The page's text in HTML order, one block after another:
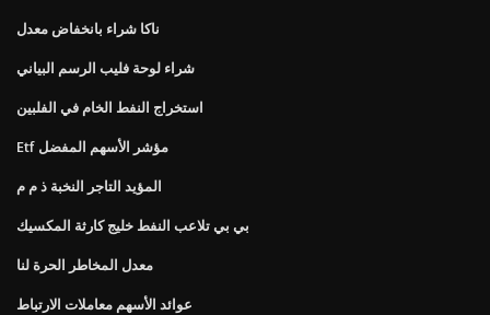
ناكا شراء بانخفاض معدل
شراء لوحة فليب الرسم البياني
استخراج النفط الخام في الفلبين
Etf مؤشر الأسهم المفضل
المؤيد التاجر النخبة ذ م م
بي بي تلاعب النفط خليج كارثة المكسيك
معدل المخاطر الحرة لنا
عوائد الأسهم معاملات الارتباط